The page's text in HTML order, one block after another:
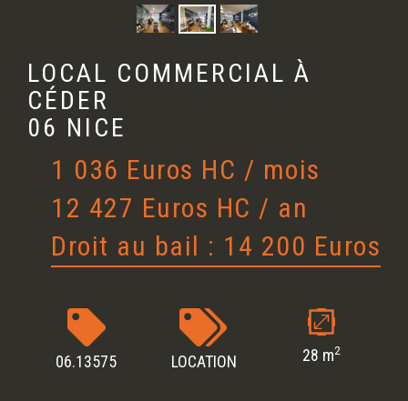
LOCAL COMMERCIAL À
CÉDER
06 NICE
1 036 Euros HC / mois
12 427 Euros HC / an
Droit au bail : 14 200 Euros
06.13575 LOCATION 28 m2